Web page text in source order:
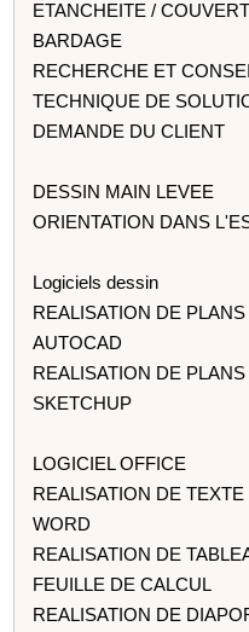
ETANCHEITE /
BARDAGE
RECHERCHE ET
TECHNIQUE DE
DEMANDE DU CLIENT
DESSIN MAIN LEVEE
ORIENTATION DANS
Logiciels dessin
REALISATION DE
AUTOCAD
REALISATION DE
SKETCHUP
LOGICIEL OFFICE
REALISATION DE
WORD
REALISATION DE
FEUILLE DE CALCUL
REALISATION DE